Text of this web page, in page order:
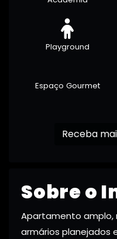
Playground
Espaço Gourmet
Sobre o
Apartamento
armários planejados